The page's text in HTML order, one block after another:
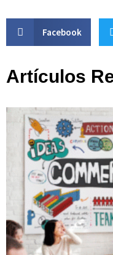
Facebook
Artículos